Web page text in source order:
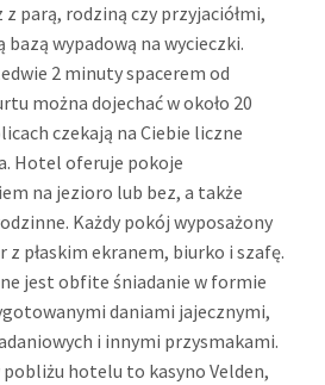
parą, rodziną czy przyjaciółmi,
bazą wypadową na wycieczki.
2 minuty spacerem od
można dojechać w około 20
czekają na Ciebie liczne
Hotel oferuje pokoje
na jezioro lub bez, a także
Każdy pokój wyposażony
płaskim ekranem, biurko i szafę.
jest obfite śniadanie w formie
daniami jajecznymi,
i innymi przysmakami.
hotelu to kasyno Velden,